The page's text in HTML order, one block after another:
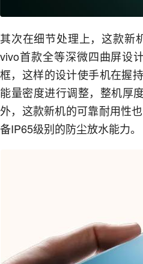
其次在细节处理上，这款新
vivo首款全等深微四曲屏设
框，这样的设计使手机在握
能量密度进行调整，整机厚
外，这款新机的可靠耐用性
备IP65级别的防尘放水能力。